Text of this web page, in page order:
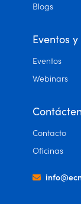
Blogs
Eventos
Eventos
Webinars
Contacto
Oficinas